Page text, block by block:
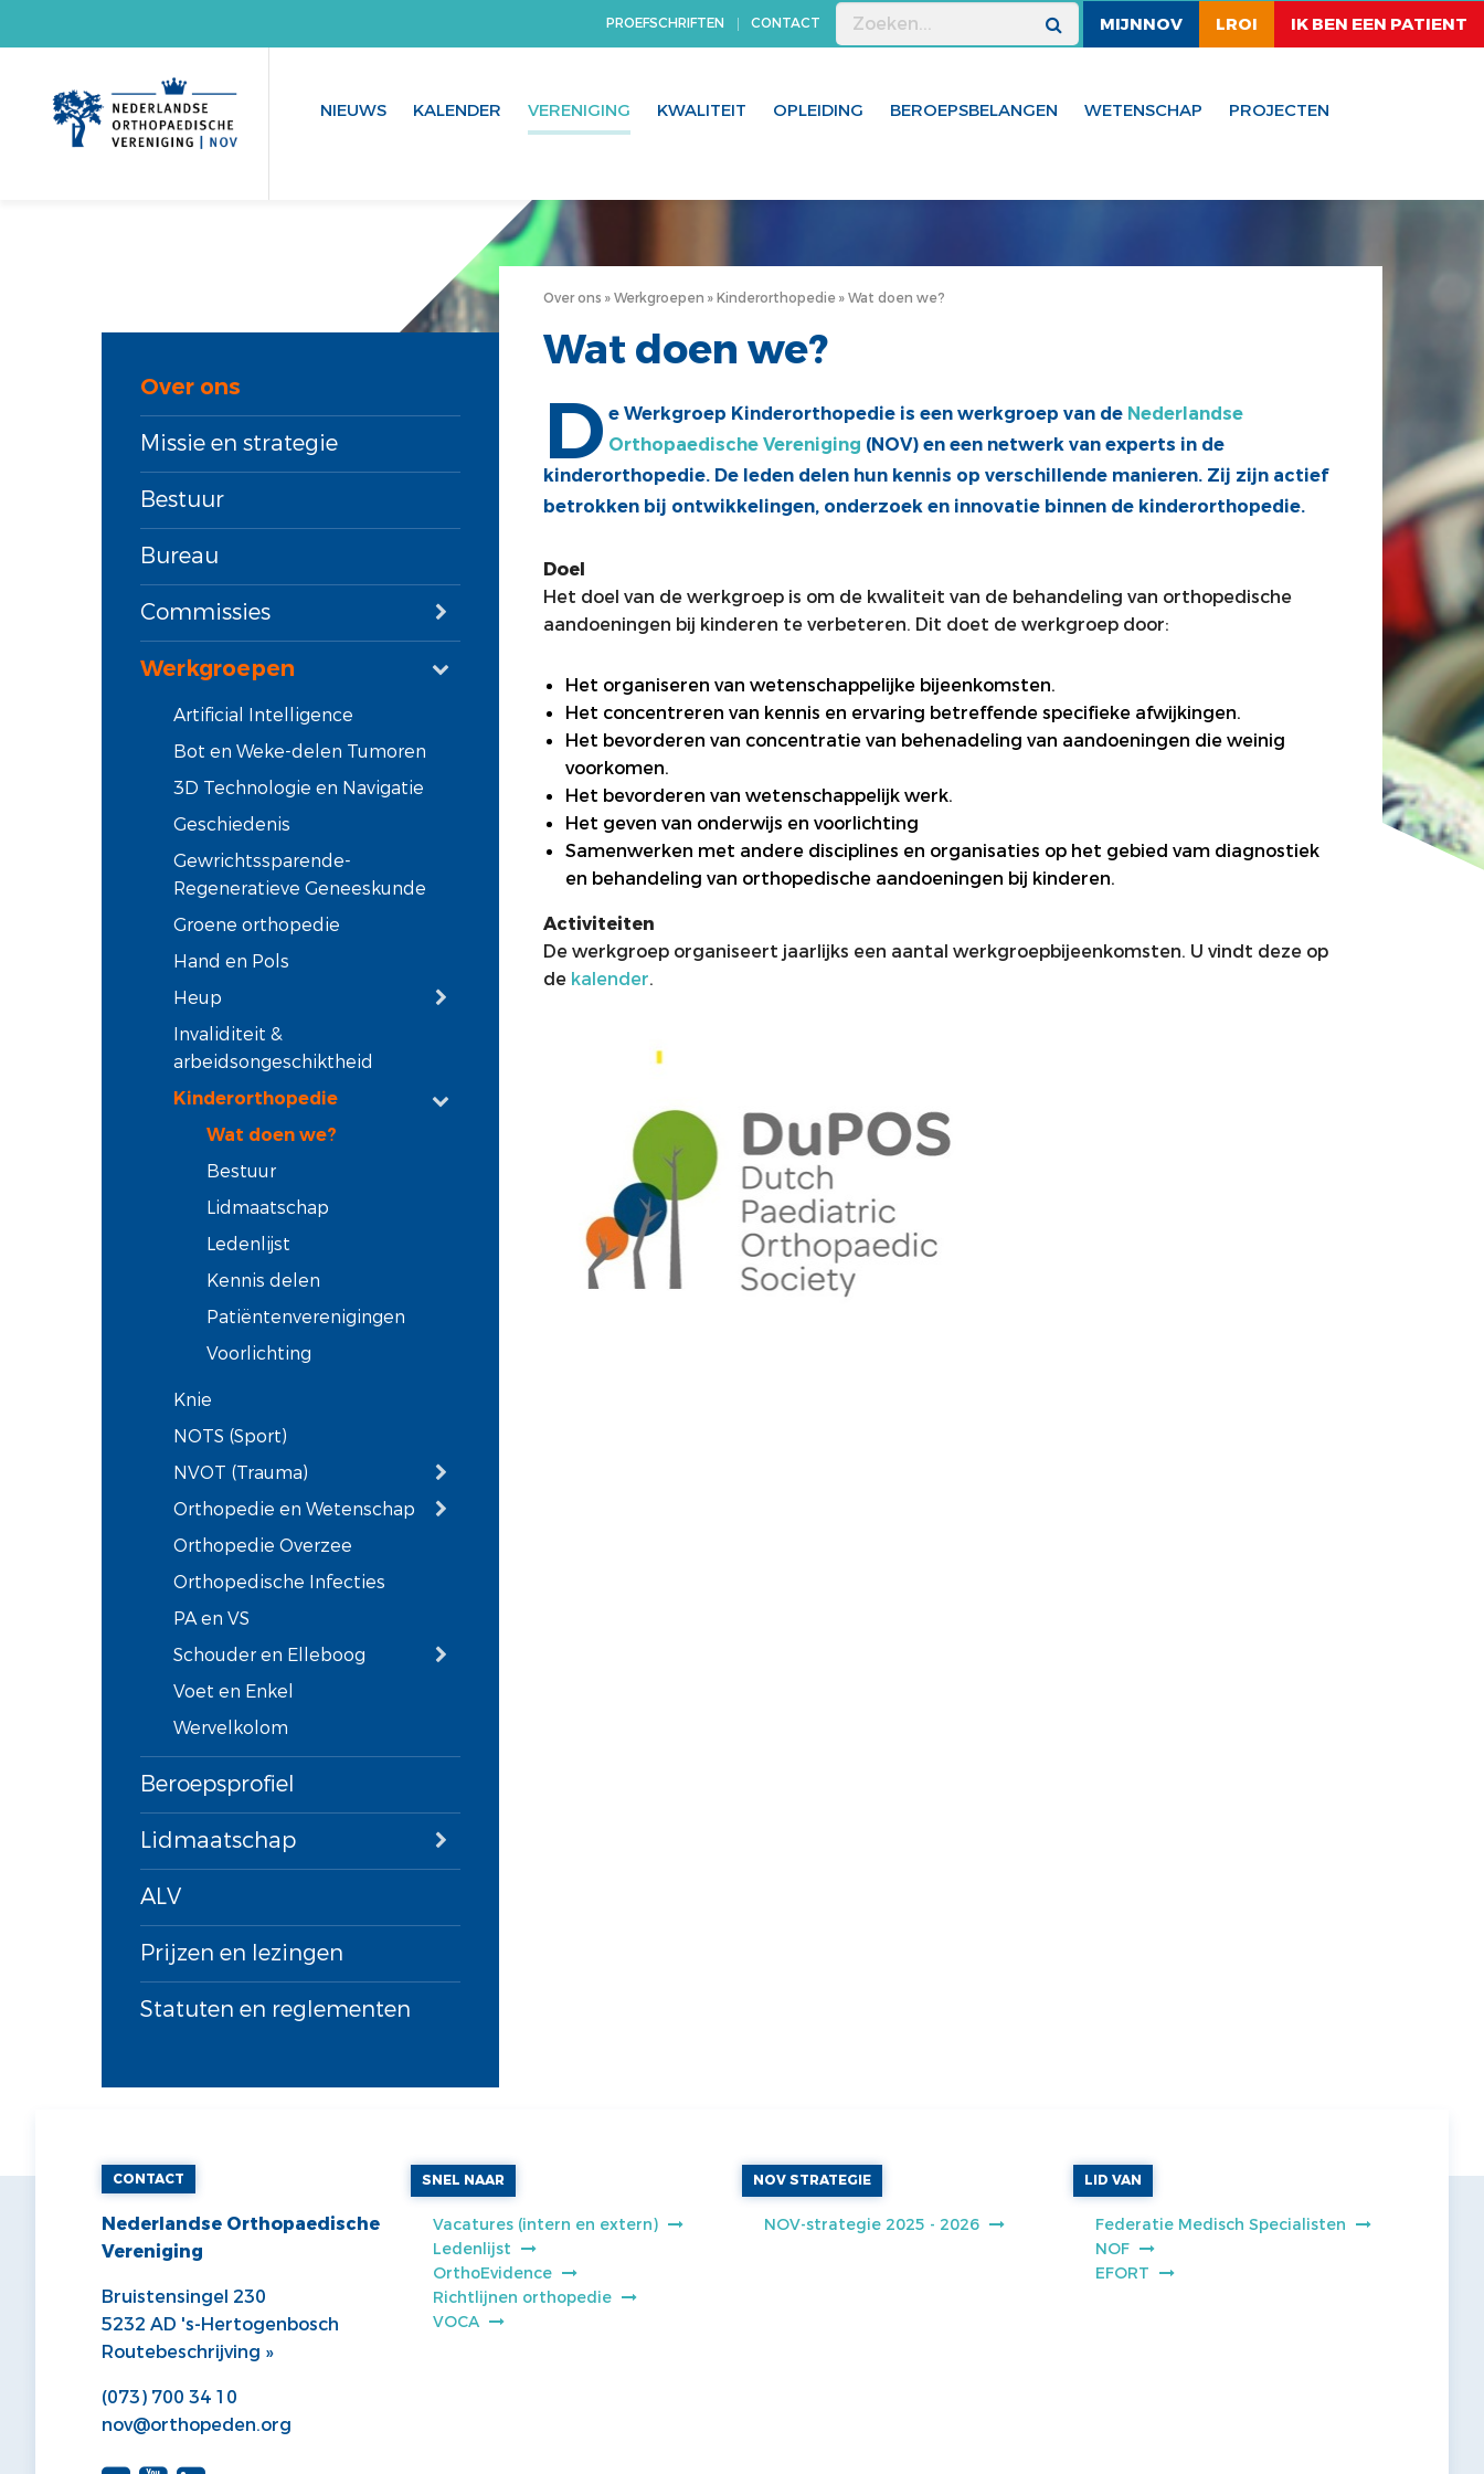
PROEFSCHRIFTEN CONTACT MIJNNOV LROI IK BEN EEN PATIENT
NIEUWS KALENDER VERENIGING KWALITEIT OPLEIDING BEROEPSBELANGEN WETENSCHAP PROJECTEN
Over ons
Missie en strategie
Bestuur
Bureau
Commissies
Werkgroepen
Artificial Intelligence
Bot en Weke-delen Tumoren
3D Technologie en Navigatie
Geschiedenis
Gewrichtssparende-
Regeneratieve Geneeskunde
Groene orthopedie
Hand en Pols
Heup
Invaliditeit &
arbeidsongeschiktheid
Kinderorthopedie
Wat doen we?
Bestuur
Lidmaatschap
Ledenlijst
Kennis delen
Patiëntenverenigingen
Voorlichting
Knie
NOTS (Sport)
NVOT (Trauma)
Orthopedie en Wetenschap
Orthopedie Overzee
Orthopedische Infecties
PA en VS
Schouder en Elleboog
Voet en Enkel
Wervelkolom
Beroepsprofiel
Lidmaatschap
ALV
Prijzen en lezingen
Statuten en reglementen
Over ons Werkgroepen Kinderorthopedie Wat doen we?
Wat doen we?
D e Werkgroep Kinderorthopedie is een werkgroep van de Nederlandse
Orthopaedische Vereniging (NOV) en een netwerk van experts in de
kinderorthopedie. De leden delen hun kennis op verschillende manieren. Zij zijn actief
betrokken bij ontwikkelingen, onderzoek en innovatie binnen de kinderorthopedie.
Doel
Het doel van de werkgroep is om de kwaliteit van de behandeling van orthopedische
aandoeningen bij kinderen te verbeteren. Dit doet de werkgroep door:
Het organiseren van wetenschappelijke bijeenkomsten.
Het concentreren van kennis en ervaring betreffende specifieke afwijkingen.
Het bevorderen van concentratie van behenadeling van aandoeningen die weinig
voorkomen.
Het bevorderen van wetenschappelijk werk.
Het geven van onderwijs en voorlichting
Samenwerken met andere disciplines en organisaties op het gebied vam diagnostiek
en behandeling van orthopedische aandoeningen bij kinderen.
Activiteiten
De werkgroep organiseert jaarlijks een aantal werkgroepbijeenkomsten. U vindt deze op
de kalender.
CONTACT
Nederlandse Orthopaedische
Vereniging
Bruistensingel 230
5232 AD 's-Hertogenbosch
Routebeschrijving »
(073) 700 34 10
nov@orthopeden.org
SNEL NAAR
Vacatures (intern en extern)
Ledenlijst
OrthoEvidence
Richtlijnen orthopedie
VOCA
NOV STRATEGIE
NOV-strategie 2025 - 2026
LID VAN
Federatie Medisch Specialisten
NOF
EFORT